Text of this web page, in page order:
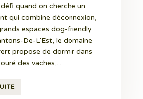
quand on cherche un
qui combine déconnexion,
espaces dog-friendly.
De-L'Est, le domaine
propose de dormir dans
des vaches,...